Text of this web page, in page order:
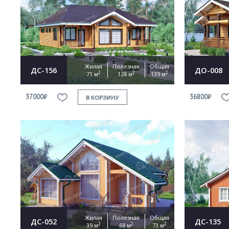
ДС-156
Жилая
71 м2
Полезная
128 м2
Общая
139 м2
37000₽ В КОРЗИНУ
ДО-008
36800₽
ДС-052
Жилая
39 м2
Полезная
68 м2
Общая
73 м2 ДС-135